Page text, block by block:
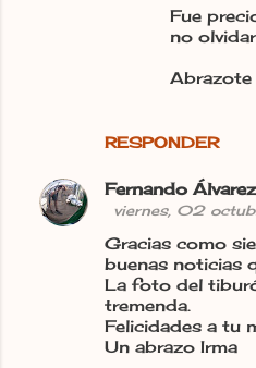
RESPONDER
Fue
no
Fernando Álvarez
viernes, 02
Gracias como
buenas noticias
La foto del
tremenda.
Felicidades a tu
Un abrazo Irma